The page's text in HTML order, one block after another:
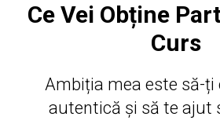
Ce Vei Obține
Curs
Ambiția mea este să-ți
autentică și să te ajut